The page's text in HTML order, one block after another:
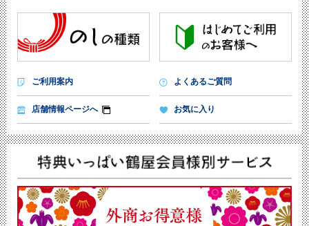
ご利用案内 よくあるご質問
店舗情報ページへ お気に入り